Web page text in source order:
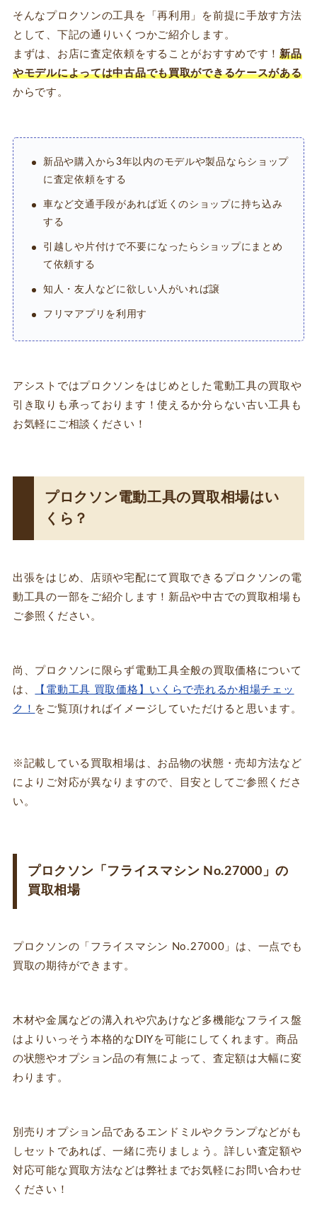
そんなプロクソンの工具を「再利用」を前提に手放す方法
として、下記の通りいくつかご紹介します。
まずは、お店に査定依頼をすることがおすすめです！新品
やモデルによっては中古品でも買取ができるケースがある
からです。
新品や購入から3年以内のモデルや製品ならショップ
に査定依頼をする
車など交通手段があれば近くのショップに持ち込み
する
引越しや片付けで不要になったらショップにまとめ
て依頼する
知人・友人などに欲しい人がいれば譲
フリマアプリを利用す
アシストではプロクソンをはじめとした電動工具の買取や
引き取りも承っております！使えるか分らない古い工具も
お気軽にご相談ください！
プロクソン電動工具の買取相場はい
くら？
出張をはじめ、店頭や宅配にて買取できるプロクソンの電
動工具の一部をご紹介します！新品や中古での買取相場も
ご参照ください。
尚、プロクソンに限らず電動工具全般の買取価格について
は、
【電動工具 買取価格】いくらで売れるか相場チェッ
ク！ をご覧頂ければイメージしていただけると思います。
※記載している買取相場は、お品物の状態・売却方法など
によりご対応が異なりますので、目安としてご参照くださ
い。
プロクソン「フライスマシン No.27000」の
買取相場
プロクソンの「フライスマシン No.27000」は、一点でも
買取の期待ができます。
木材や金属などの溝入れや穴あけなど多機能なフライス盤
はよりいっそう本格的なDIYを可能にしてくれます。商品
の状態やオプション品の有無によって、査定額は大幅に変
わります。
別売りオプション品であるエンドミルやクランプなどがも
しセットであれば、一緒に売りましょう。詳しい査定額や
対応可能な買取方法などは弊社までお気軽にお問い合わせ
ください！